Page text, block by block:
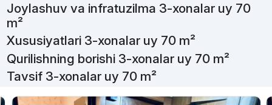
Joylashuv va infratuzilma 3-xonalar uy 70
m²
Xususiyatlari 3-xonalar uy 70 m²
Qurilishning borishi 3-xonalar uy 70 m²
Tavsif 3-xonalar uy 70 m²